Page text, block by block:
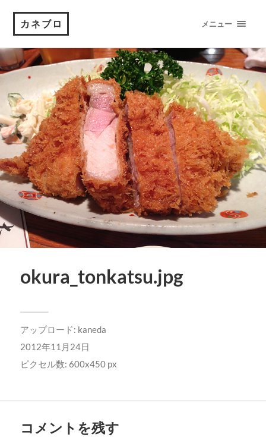
カネブロ メニュー
okura_tonkatsu.jpg
アップロード: kaneda
2012年11月24日
ピクセル数: 600x450 px
コメントを残す